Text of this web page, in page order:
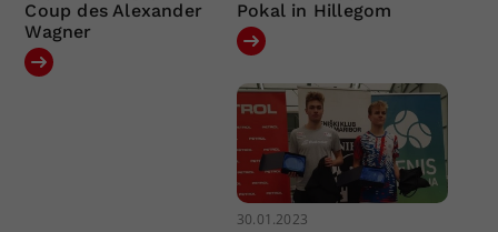
Coup des Alexander
Wagner
Pokal in Hillegom
30.01.2023